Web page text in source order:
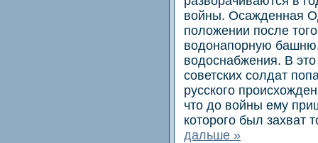
войны. Осажденная
положении после
водонапорную
водоснабжения. В
советских солдат
русского
что до войны ему
которого был захват
дальше »